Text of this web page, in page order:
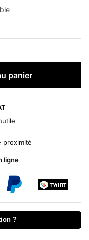
panier
proximité
ligne
?